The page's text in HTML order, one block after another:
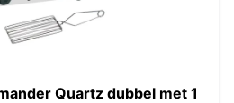
Quartz dubbel met 1